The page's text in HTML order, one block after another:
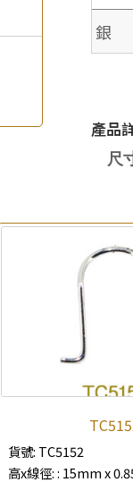
銀
產品
尺
貨號: TC5152
高x線徑: : 15mm x